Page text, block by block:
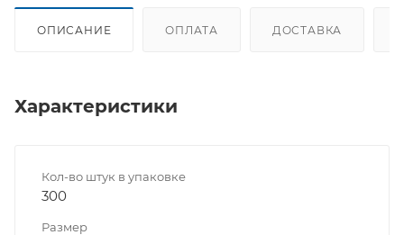
ОПИСАНИЕ ОПЛАТА ДОСТАВКА
Характеристики
Кол-во штук в упаковке
300
Размер